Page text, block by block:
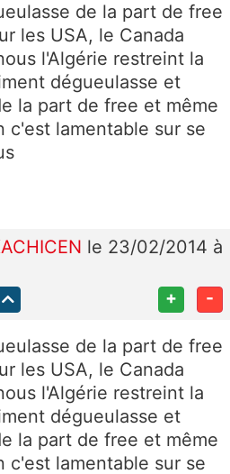
de la part de free
les USA, le Canada
l'Algérie restreint la
dégueulasse et
la part de free et même
c'est lamentable sur se
le 23/02/2014 à
+ -
de la part de free
les USA, le Canada
l'Algérie restreint la
dégueulasse et
la part de free et même
c'est lamentable sur se